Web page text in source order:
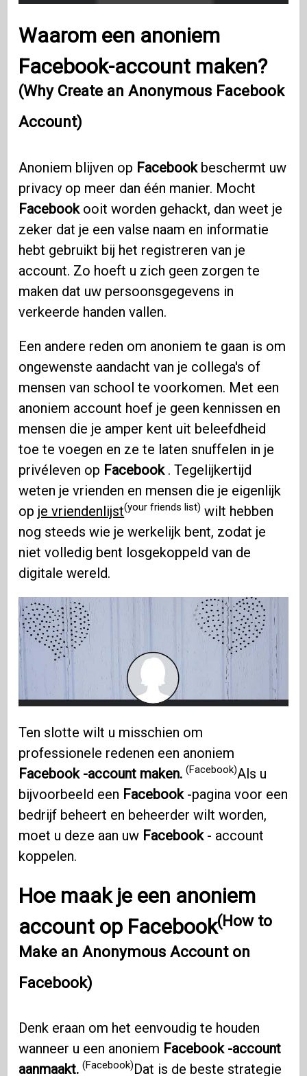
Waarom een ​​anoniem
Facebook-account maken?
(Why Create an Anonymous Facebook
Account)
Anoniem blijven op Facebookbeschermt uw
privacy op meer dan één manier. Mocht
Facebookooit worden gehackt, dan weet je
zeker dat je een valse naam en informatie
hebt gebruikt bij het registreren van je
account. Zo hoeft u zich geen zorgen te
maken dat uw persoonsgegevens in
verkeerde handen vallen.
Een andere reden om anoniem te gaan is om
ongewenste aandacht van je collega's of
mensen van school te voorkomen. Met een
anoniem account hoef je geen kennissen en
mensen die je amper kent uit beleefdheid
toe te voegen en ze te laten snuffelen in je
privéleven op Facebook. Tegelijkertijd
weten je vrienden en mensen die je eigenlijk
op je vriendenlijst(your friends list) wilt hebben
nog steeds wie je werkelijk bent, zodat je
niet volledig bent losgekoppeld van de
digitale wereld.
Ten slotte wilt u misschien om
professionele redenen een anoniem
Facebook -account maken.(Facebook)Als u
bijvoorbeeld een Facebook-pagina voor een
bedrijf beheert en beheerder wilt worden,
moet u deze aan uw Facebook- account
koppelen.
Hoe maak je een anoniem
account op Facebook(How to
Make an Anonymous Account on
Facebook)
Denk eraan om het eenvoudig te houden
wanneer u een anoniem Facebook -account
aanmaakt.(Facebook)Dat is de beste strategie